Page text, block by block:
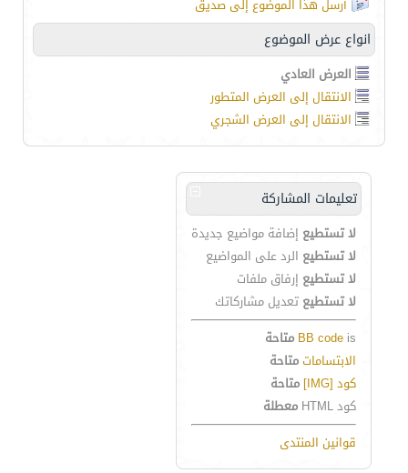
أرسل هذا الموضوع إلى صديق
انواع عرض الموضوع
العرض العادي
الانتقال إلى العرض المتطور
الانتقال إلى العرض الشجري
تعليمات المشاركة
لا تستطيع إضافة مواضيع جديدة
لا تستطيع الرد على المواضيع
لا تستطيع إرفاق ملفات
لا تستطيع تعديل مشاركاتك
BB code is
متاحة
الابتساماتمتاحة
كود [IMG]
متاحة
كود HTML
معطلة
قوانين المنتدى